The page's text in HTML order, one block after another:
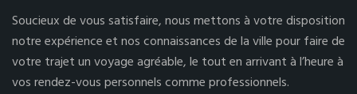
Soucieux de vous satisfaire, nous mettons à votre disposition
notre expérience et nos connaissances de la ville pour faire de
votre trajet un voyage agréable, le tout en arrivant à l’heure à
vos rendez-vous personnels comme professionnels.